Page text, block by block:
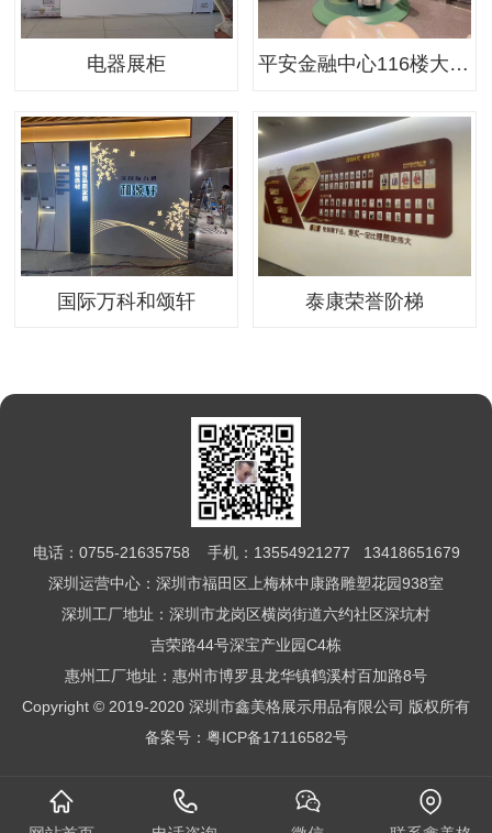
电器展柜 平安金融中心116楼大富翁美陈-2
国际万科和颂轩 泰康荣誉阶梯
电话：0755-21635758 手机：13554921277 13418651679
深圳运营中心：深圳市福田区上梅林中康路雕塑花园938室
深圳工厂地址：深圳市龙岗区横岗街道六约社区深坑村
吉荣路44号深宝产业园C4栋
惠州工厂地址：惠州市博罗县龙华镇鹤溪村百加路8号
Copyright © 2019-2020 深圳市鑫美格展示用品有限公司 版权所有
备案号： 粤ICP备17116582号